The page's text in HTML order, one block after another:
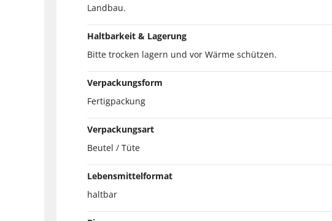
Landbau.
Haltbarkeit & Lagerung
Bitte trocken lagern und vor Wärme schützen.
Verpackungsform
Fertigpackung
Verpackungsart
Beutel / Tüte
Lebensmittelformat
haltbar